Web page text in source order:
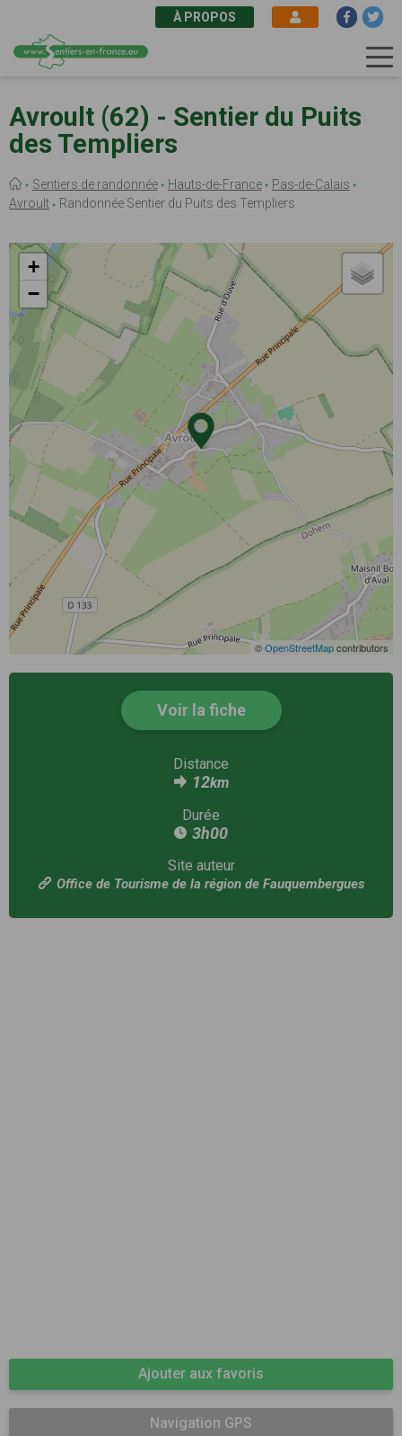
contenu
principal
À PROPOS
Avroult (62) - Sentier du Puits
des Templiers
Fil
d'Ariane
Sentiers de randonnée Hauts-de-France
Pas-de-Calais
Avroult
Randonnée Sentier du Puits des Templiers
+
−
©OpenStreetMapcontributors
Voir la fiche
Distance
12km
Durée
3h00
Site auteur
Office de Tourisme de la région de Fauquembergues
Ajouter aux favoris
Navigation GPS